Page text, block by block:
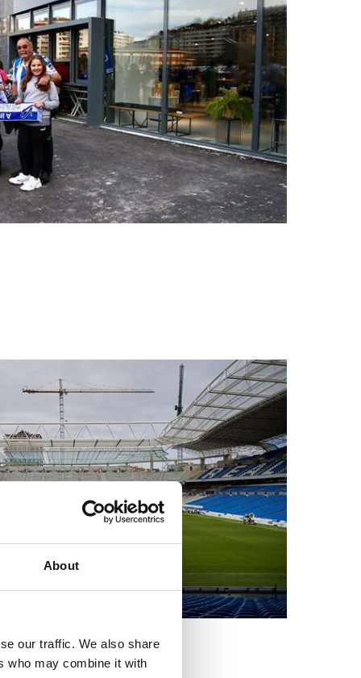
About
our traffic. We also share
who may combine it with